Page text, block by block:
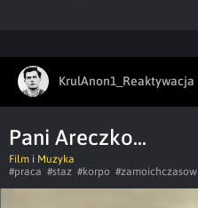
KrulAnon1_Reaktywacja
Pani Areczko...
Film i Muzyka
#praca #staz #korpo #zamoichczasow